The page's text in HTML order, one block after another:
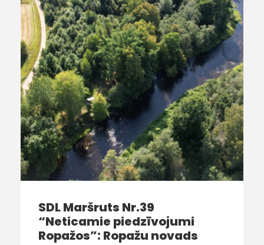
SDL Maršruts Nr.39
“Neticamie piedzīvojumi
Ropažos”: Ropažu novads